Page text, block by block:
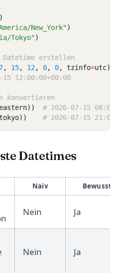
)
New_York")
Tokyo")
Datetime erstellen
7, 15, 12 , 0, 0, tzinfo=utc)
15 12:00:00+00:00
konvertieren
# 2026-07-15
# 2026-07-15
Datetimes
Naiv Bewusst
Nein Ja
Nein Ja